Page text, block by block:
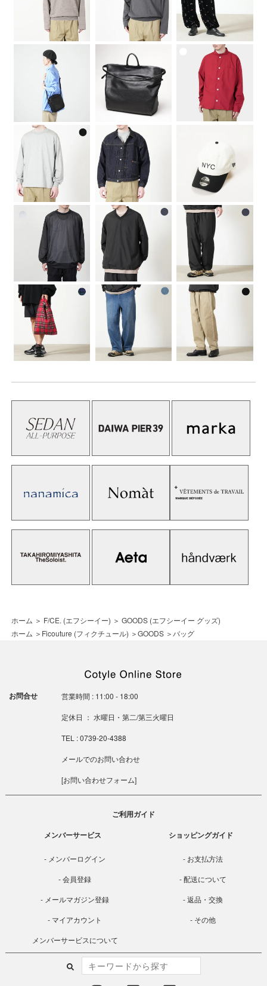
ホーム ＞ F/CE. (エフシーイー) ＞ GOODS (エフシーイー グッズ)
ホーム ＞ Ficouture (フィクチュール) ＞GOODS ＞ バッグ
お問合せ 営業時間 : 11:00 - 18:00
定休日 ： 水曜日・第二/第三火曜日
TEL : 0739-20-4388
メールでのお問い合わせ
[お問い合わせフォーム]
ご利用ガイド
メンバーサービス
メンバーログイン
会員登録
メールマガジン登録
マイアカウント
メンバーサービスについて
ショッピングガイド
お支払方法
配送について
返品・交換
その他